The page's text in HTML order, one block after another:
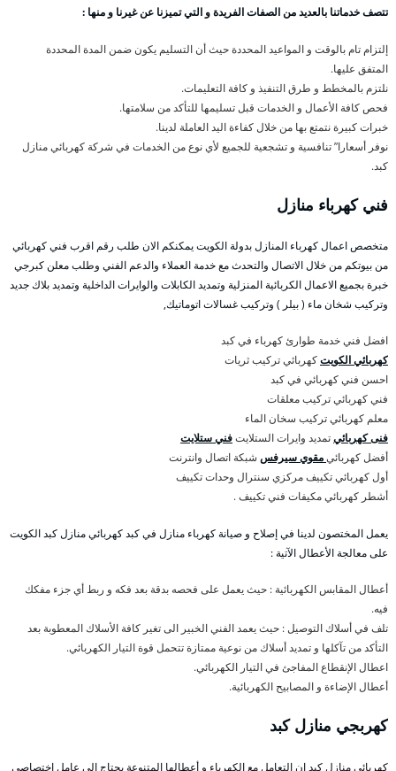
تتصف خدماتنا بالعديد من الصفات الفريدة و التي تميزنا عن غيرنا و منها :
إلتزام تام بالوقت و المواعيد المحددة حيث أن التسليم يكون ضمن المدة المحددة
المتفق عليها.
نلتزم بالمخطط و طرق التنفيذ و كافة التعليمات.
فحص كافة الأعمال و الخدمات قبل تسليمها للتأكد من سلامتها.
خبرات كبيرة نتمتع بها من خلال كفاءة اليد العاملة لدينا.
نوفر أسعارا” تنافسية و تشجعية للجميع لأي نوع من الخدمات في شركة كهربائي منازل
كبد.
فني كهرباء منازل
متخصص اعمال كهرباء المنازل بدولة الكويت يمكنكم الان طلب رقم اقرب فني كهربائي
من بيوتكم من خلال الاتصال والتحدث مع خدمة العملاء والدعم الفني وطلب معلن كبرجي
خبرة بجميع الاعمال الكربائية المنزلية وتمديد الكابلات والوايرات الداخلية وتمديد بلاك جديد
وتركيب شخان ماء ( بيلر ) وتركيب غسالات اتوماتيك,
افضل فني خدمة طوارئ كهرباء في كبد
كهربائي الكويتكهربائي تركيب ثريات
احسن فني كهربائي في كبد
فني كهربائي تركيب معلقات
معلم كهربائي تركيب سخان الماء
فنى كهربائيتمديد وايرات الستلايتفني ستلايت
أفضل كهربائيمقوي سيرفس شبكة اتصال وانترنت
أول كهربائي تكييف مركزي سنترال وحدات تكييف
أشطر كهربائي مكيفات فني تكييف .
يعمل المختصون لدينا في إصلاح و صيانة كهرباء منازل في كبد كهربائي منازل كبد الكويت
على معالجة الأعطال الآتية :
أعطال المقابس الكهربائية : حيث يعمل على فحصه بدقة بعد فكه و ربط أي جزء مفكك
فيه.
تلف في أسلاك التوصيل : حيث يعمد الفني الخبير الى تغير كافة الأسلاك المعطوبة بعد
التأكد من تآكلها و تمديد أسلاك من نوعية ممتازة تتحمل قوة التيار الكهربائي.
اعطال الإنقطاع المفاجئ في التيار الكهربائي.
أعطال الإضاءة و المصابيح الكهربائية.
كهربجي منازل كبد
كهربائي منازل كبد إن التعامل مع الكهرباء و أعطالها المتنوعة يحتاج الى عامل إختصاصي